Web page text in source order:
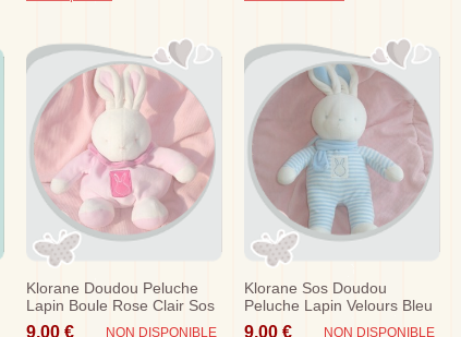
Klorane Doudou Peluche
Lapin Boule Rose Clair Sos
9,00 € NON DISPONIBLE
Klorane Sos Doudou
Peluche Lapin Velours Bleu
9,00 € NON DISPONIBLE